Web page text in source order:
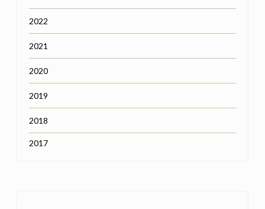
2022
2021
2020
2019
2018
2017